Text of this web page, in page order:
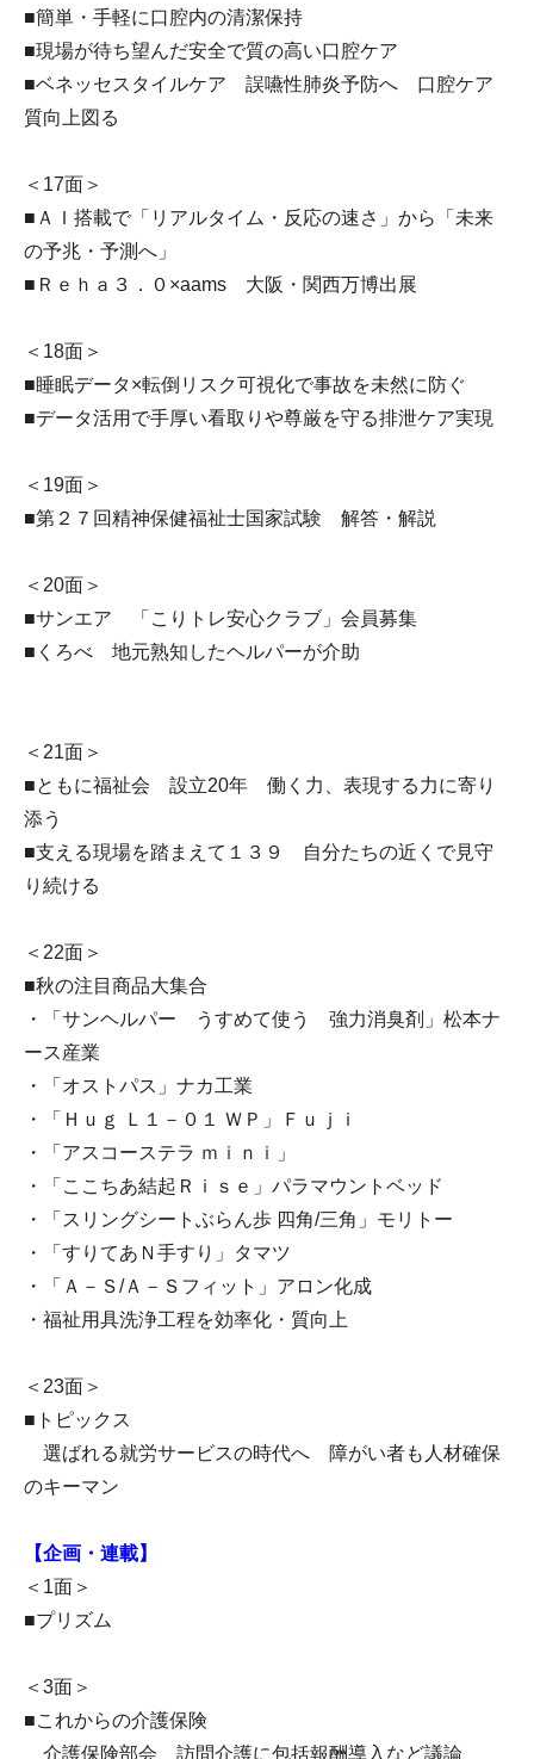
■簡単・手軽に口腔内の清潔保持
■現場が待ち望んだ安全で質の高い口腔ケア
■ベネッセスタイルケア 誤嚥性肺炎予防へ 口腔ケア
質向上図る
＜17面＞
■ＡＩ搭載で「リアルタイム・反応の速さ」から「未来
の予兆・予測へ」
■Ｒｅｈａ３．０×aams 大阪・関西万博出展
＜18面＞
■睡眠データ×転倒リスク可視化で事故を未然に防ぐ
■データ活用で手厚い看取りや尊厳を守る排泄ケア実現
＜19面＞
■第２７回精神保健福祉士国家試験 解答・解説
＜20面＞
■サンエア 「こりトレ安心クラブ」会員募集
■くろべ 地元熟知したヘルパーが介助
＜21面＞
■ともに福祉会 設立20年 働く力、表現する力に寄り
添う
■支える現場を踏まえて１３９ 自分たちの近くで見守
り続ける
＜22面＞
■秋の注目商品大集合
・「サンヘルパー うすめて使う 強力消臭剤」松本ナ
ース産業
・「オストパス」ナカ工業
・「Ｈｕｇ Ｌ１－０１ ＷＰ」Ｆｕｊｉ
・「アスコーステラ ｍｉｎｉ」
・「ここちあ結起Ｒｉｓｅ」パラマウントベッド
・「スリングシートぶらん歩 四角/三角」モリトー
・「すりてあＮ手すり」タマツ
・「Ａ－Ｓ/Ａ－Ｓフィット」アロン化成
・福祉用具洗浄工程を効率化・質向上
＜23面＞
■トピックス
選ばれる就労サービスの時代へ 障がい者も人材確保
のキーマン
【企画・連載】
＜1面＞
■プリズム
＜3面＞
■これからの介護保険
介護保険部会 訪問介護に包括報酬導入など議論